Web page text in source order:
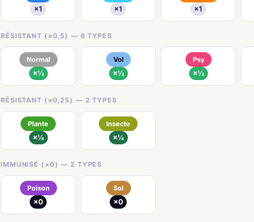
×1 ×1 ×1
RÉSISTANT (×0,5) — 6 TYPES
Normal
×½
Vol
×½
Psy
×½
RÉSISTANT (×0,25) — 2 TYPES
Plante
×¼
Insecte
×¼
IMMUNISÉ (×0) — 2 TYPES
Poison
×0
Sol
×0